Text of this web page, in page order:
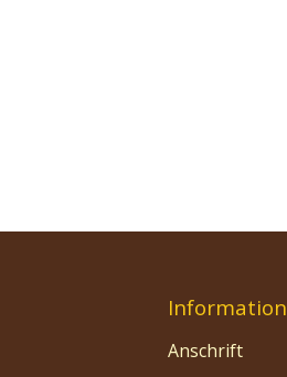
Information
Anschrift